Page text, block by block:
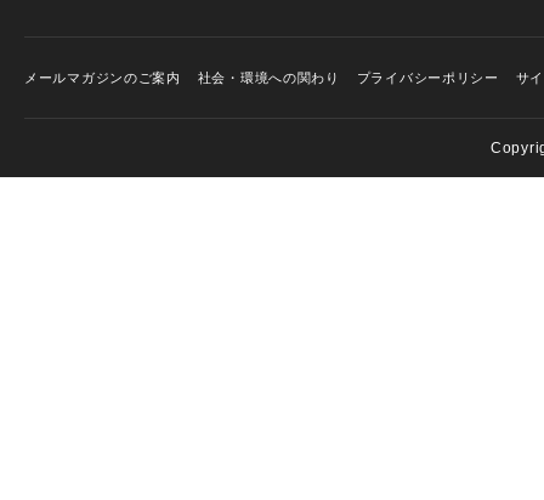
メールマガジンのご案内 社会・環境への関わり プライバシーポリシー サ